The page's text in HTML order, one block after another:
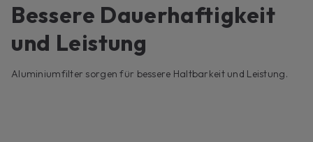
Bessere Dauerhaftigkeit
und Leistung
Aluminiumfilter sorgen für bessere Haltbarkeit und Leistung.